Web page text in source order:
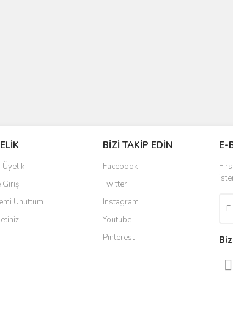
Üyelik
Girişi
Unuttum
BİZİ TAKİP EDİN
Facebook
Twitter
Instagram
Youtube
Pinterest
E-